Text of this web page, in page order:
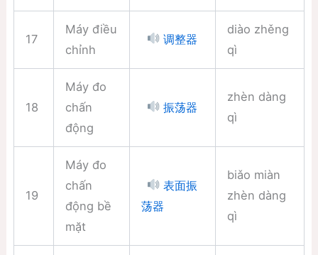
17
Máy điều
chỉnh
调整器
diào zhěng
qì
18
Máy đo
chấn
động
振荡器
zhèn dàng
qì
19
Máy đo
chấn
động bề
mặt
表面振
荡器
biǎo miàn
zhèn dàng
qì